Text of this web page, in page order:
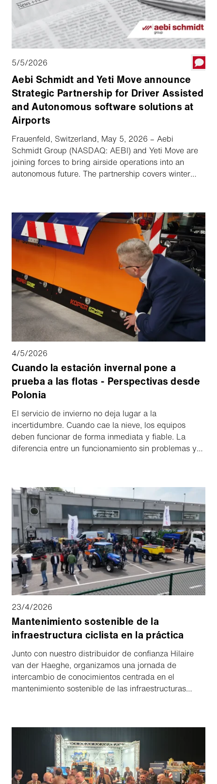
5/5/2026
Aebi Schmidt and Yeti Move announce
Strategic Partnership for Driver Assisted
and Autonomous software solutions at
Airports
Frauenfeld, Switzerland, May 5, 2026 – Aebi
Schmidt Group (NASDAQ: AEBI) and Yeti Move are
joining forces to bring airside operations into an
autonomous future. The partnership covers winter
the Schmidt and MB brands will be equipped with
Yeti Move's software platform, increasing safety and
operational readiness in all weather conditions.
4/5/2026
Cuando la estación invernal pone a
prueba a las flotas - Perspectivas desde
Polonia
El servicio de invierno no deja lugar a la
incertidumbre. Cuando cae la nieve, los equipos
deben funcionar de forma inmediata y fiable. La
diferencia entre un funcionamiento sin problemas y
responsables del mantenimiento invernal de las
carreteras. Desde su punto de vista, se repite un
patrón: las empresas que se preparan con tiempo
operan con confianza, mientras que otras se ven
obligadas a tomar decisiones reactivas bajo presión.
Hablamos con él sobre los errores recurrentes, la
preparación práctica y lo que realmente marca la
diferencia cuando empieza el invierno.
23/4/2026
Mantenimiento sostenible de la
infraestructura ciclista en la práctica
Junto con nuestro distribuidor de confianza Hilaire
van der Haeghe, organizamos una jornada de
intercambio de conocimientos centrada en el
mantenimiento sostenible de las infraestructuras
común: seguir mejorando la calidad, la sostenibilidad
y la vida útil de las infraestructuras ciclistas.